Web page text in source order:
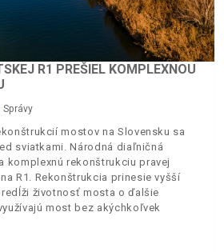
R1 PREŠIEL KOMPLEXNOU
Správy
mostov na Slovensku sa
sviatkami. Národná diaľničná
rekonštrukciu pravej
R1. Rekonštrukcia prinesie vyšší
životnosť mosta o ďalšie
most bez akýchkoľvek